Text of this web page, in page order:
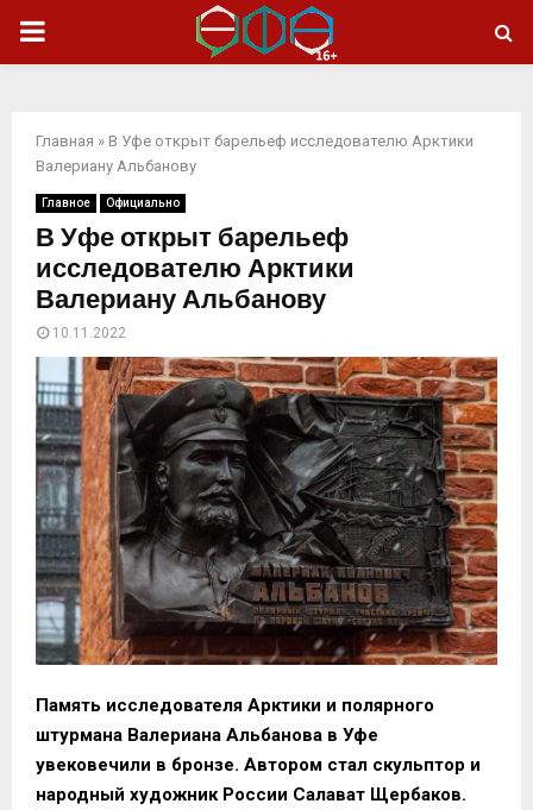
ОСНОВНОЕ
Главная » В Уфе открыт барельеф исследователю Арктики
Валериану Альбанову
Главное Официально
В Уфе открыт барельеф
исследователю Арктики
Валериану Альбанову
10.11.2022
Память исследователя Арктики и полярного
штурмана Валериана Альбанова в Уфе
увековечили в бронзе. Автором стал скульптор и
народный художник России Салават Щербаков.